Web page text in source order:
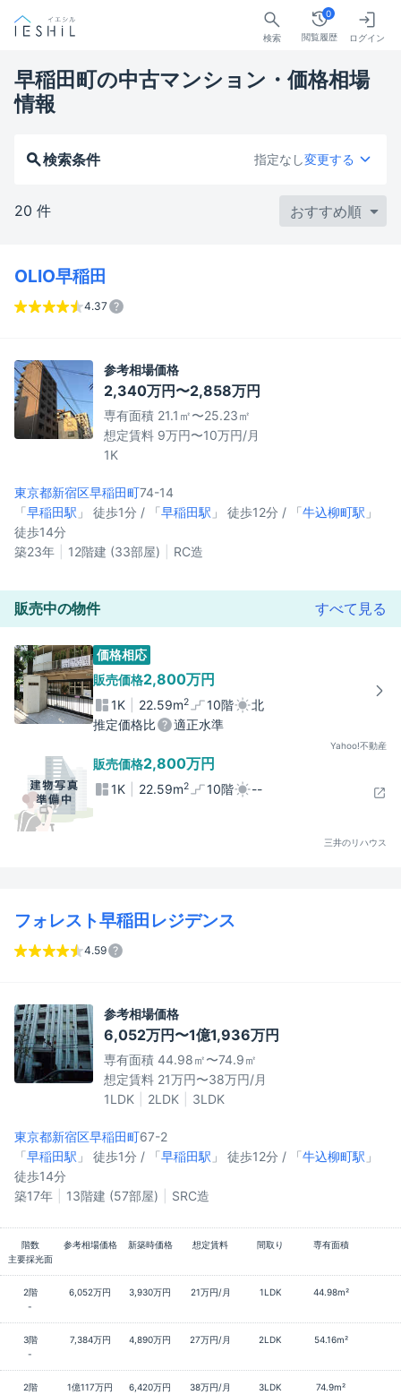
検索 閲覧履歴
0
ログイン
早稲田町の中古マンション・価格相場
情報
検索条件 指定なし変更する
20 件
OLIO早稲田
4.37
参考相場価格
2,340万円〜2,858万円
専有面積 21.1㎡〜25.23㎡
想定賃料 9万円〜10万円/月
1K
東京都新宿区早稲田町74-14
「早稲田駅 」 徒歩1分 / 「早稲田駅 」 徒歩12分 / 「牛込柳町駅 」
徒歩14分
築23年
12階建 (33部屋) RC造
販売中の物件 すべて見る
価格相応
販売価格2,800万円
1K 22.59m2 10階
北
推定価格比
適正水準
Yahoo!不動産
販売価格2,800万円
1K 22.59m2 10階 --
三井のリハウス
フォレスト早稲田レジデンス
4.59
参考相場価格
6,052万円〜1億1,936万円
専有面積 44.98㎡〜74.9㎡
想定賃料 21万円〜38万円/月
1LDK
2LDK 3LDK
東京都新宿区早稲田町67-2
「早稲田駅 」 徒歩1分 / 「早稲田駅 」 徒歩12分 / 「牛込柳町駅 」
徒歩14分
築17年
13階建 (57部屋) SRC造
階数 参考相場価格 新築時価格 想定賃料 間取り
専有面積
主要採光面
2階 6,052万円 3,930万円 21万円/月 1LDK
44.98m²
-
3階 7,384万円 4,890万円 27万円/月 2LDK
54.16m²
-
2階 1億117万円 6,420万円 38万円/月 3LDK
74.9m²